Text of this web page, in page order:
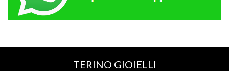
TERINO GIOIELLI